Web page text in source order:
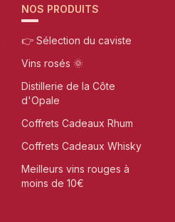
NOS PRODUITS
👉 Sélection du caviste
Vins rosés 🌞
Distillerie de la Côte
d'Opale
Coffrets Cadeaux Rhum
Coffrets Cadeaux Whisky
Meilleurs vins rouges à
moins de 10€